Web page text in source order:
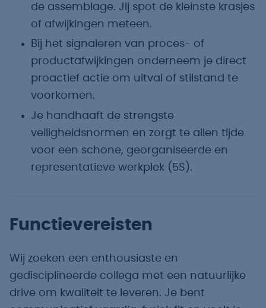
de assemblage. Jij spot de kleinste krasjes
of afwijkingen meteen.
Bij het signaleren van proces- of
productafwijkingen onderneem je direct
proactief actie om uitval of stilstand te
voorkomen.
Je handhaaft de strengste
veiligheidsnormen en zorgt te allen tijde
voor een schone, georganiseerde en
representatieve werkplek (5S).
Functievereisten
Wij zoeken een enthousiaste en
gedisciplineerde collega met een natuurlijke
drive om kwaliteit te leveren. Je bent